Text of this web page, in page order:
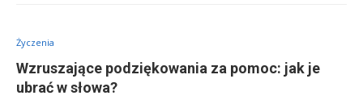
Życzenia
Wzruszające podziękowania za pomoc: jak je
ubrać w słowa?